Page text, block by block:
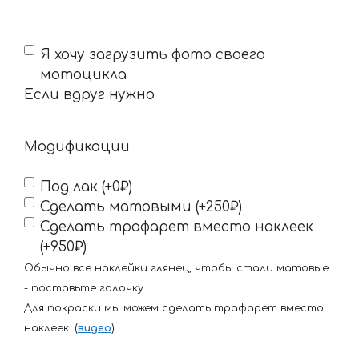
Если
вдруг
нужно
Я хочу загрузить фото своего
мотоцикла
Если вдруг нужно
Модификации
Под лак (+0₽)
Сделать матовыми (+250₽)
Сделать трафарет вместо наклеек
(+950₽)
Обычно все наклейки глянец, чтобы стали матовые
- поставьте галочку.
Для покраски мы можем сделать трафарет вместо
наклеек. (видео)